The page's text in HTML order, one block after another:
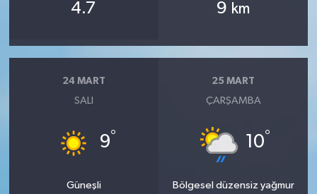
4.7 9 km
24 MART
SALI
9°
Güneşli
25 MART
ÇARŞAMBA
10°
Bölgesel düzensiz yağmur